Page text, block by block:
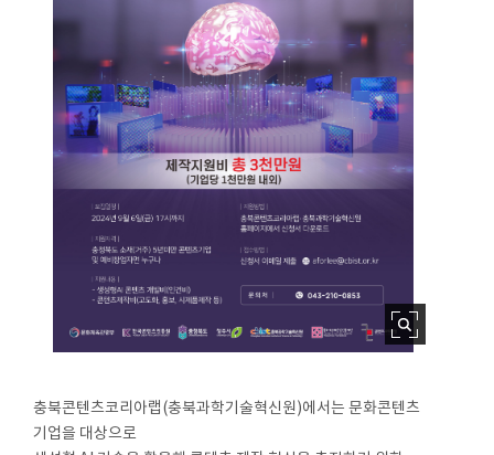
충북콘텐츠코리아랩(충북과학기술혁신원)에서는 문화콘텐츠
기업을 대상으로